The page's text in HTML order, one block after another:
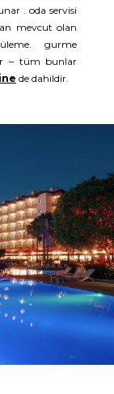
. oda servisi
mevcut olan
gurme
– tüm bunlar
de dahildir.